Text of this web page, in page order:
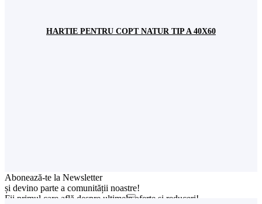
HARTIE PENTRU COPT NATUR TIP A 40X60
Autentificare
Abonează-te la Newsletter
și devino parte a comunității noastre!
Fii primul care află despre ultimele oferte și reduceri!